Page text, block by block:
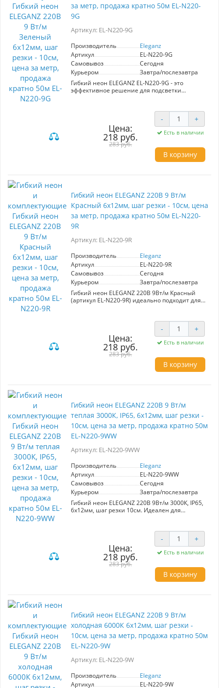
цвет подчеркнет стиль любого пространства.
за метр, продажа кратно 50м EL-N220-
9G
Артикул: EL-N220-9G
Производитель
Eleganz
Артикул
EL-N220-9G
Самовывоз
Сегодня
Курьером
Завтра/послезавтра
Гибкий неон ELEGANZ EL-N220-9G - это
эффективное решение для подсветки
имеет степень защиты IP65, что позволяет
использовать её в условиях высокой
влажности и запыленности. Размеры: 6x12 мм,
шаг резки - 10 см. Легкий монтаж на клеевую
основу и простота электромонтажа делают её
идеальной для дизайнерских проектов.
Применяется для оформления потолков, ниш,
лестниц, а также для уличных вывесок.
Цена:
218 руб.
283 руб.
- +
Есть в наличии
В корзину
Гибкий неон ELEGANZ 220В 9 Вт/м
Красный 6x12мм, шаг резки - 10см, цена
за метр, продажа кратно 50м EL-N220-
9R
Артикул: EL-N220-9R
Производитель
Eleganz
Артикул
EL-N220-9R
Самовывоз
Сегодня
Курьером
Завтра/послезавтра
Гибкий неон ELEGANZ 220В 9Вт/м Красный
(артикул EL-N220-9R) идеально подходит для
Мощность 9 Вт/м, напряжение 220V, степень
защиты IP65 обеспечивает защиту от влаги и
пыли. Простота монтажа на клеевой основе и
легкость электромонтажа (пайка или
коннекторы) делают установку быстрой и
удобной. Подходит для ванных комнат, кухонь,
фасадов и витрин. Продается кратно 50 м.
Цена:
218 руб.
283 руб.
- +
Есть в наличии
В корзину
Гибкий неон ELEGANZ 220В 9 Вт/м
теплая 3000К, IP65, 6x12мм, шаг резки -
10см, цена за метр, продажа кратно 50м
EL-N220-9WW
Артикул: EL-N220-9WW
Производитель
Eleganz
Артикул
EL-N220-9WW
Самовывоз
Сегодня
Курьером
Завтра/послезавтра
Гибкий неон ELEGANZ 220В 9Вт/м 3000К, IP65,
6x12мм, шаг резки 10см. Идеален для
высокой влажности и запыленности, подходит
для использования на открытых площадках.
Легкий монтаж на клеевую основу и простота
подключения (пайка или коннекторы).
Комплект включает шнур с вилкой. Продажа
Цена:
218 руб.
283 руб.
- +
Есть в наличии
В корзину
Гибкий неон ELEGANZ 220В 9 Вт/м
холодная 6000К 6x12мм, шаг резки -
10см, цена за метр, продажа кратно 50м
EL-N220-9W
Артикул: EL-N220-9W
Производитель
Eleganz
Артикул
EL-N220-9W